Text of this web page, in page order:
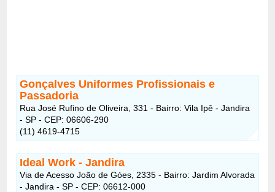
Gonçalves Uniformes Profissionais e
Passadoria
Rua José Rufino de Oliveira, 331 - Bairro: Vila Ipê - Jandira
- SP - CEP: 06606-290
(11) 4619-4715
Ideal Work - Jandira
Via de Acesso João de Góes, 2335 - Bairro: Jardim Alvorada
- Jandira - SP - CEP: 06612-000